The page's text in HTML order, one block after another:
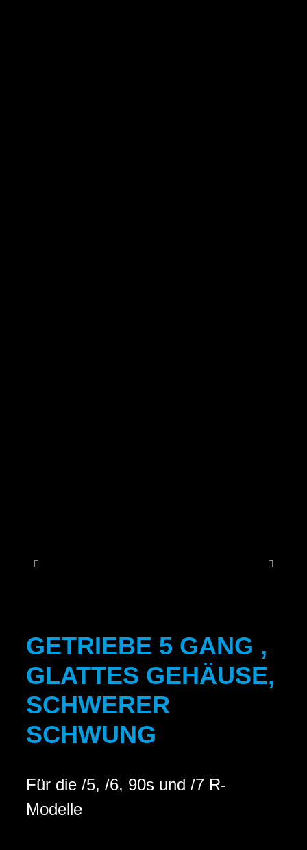
GETRIEBE 5 GANG ,
GLATTES GEHÄUSE,
SCHWERER
SCHWUNG
Für die /5, /6, 90s und /7 R-
Modelle